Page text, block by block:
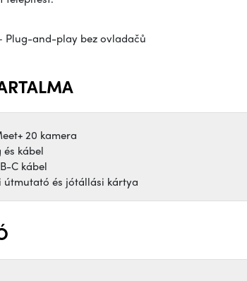
20 kamera
és kábel
C kábel
útmutató és jótállási kártya